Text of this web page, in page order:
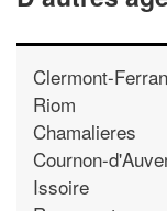
Clermont-
Riom
Chamalieres
Cournon-
Issoire